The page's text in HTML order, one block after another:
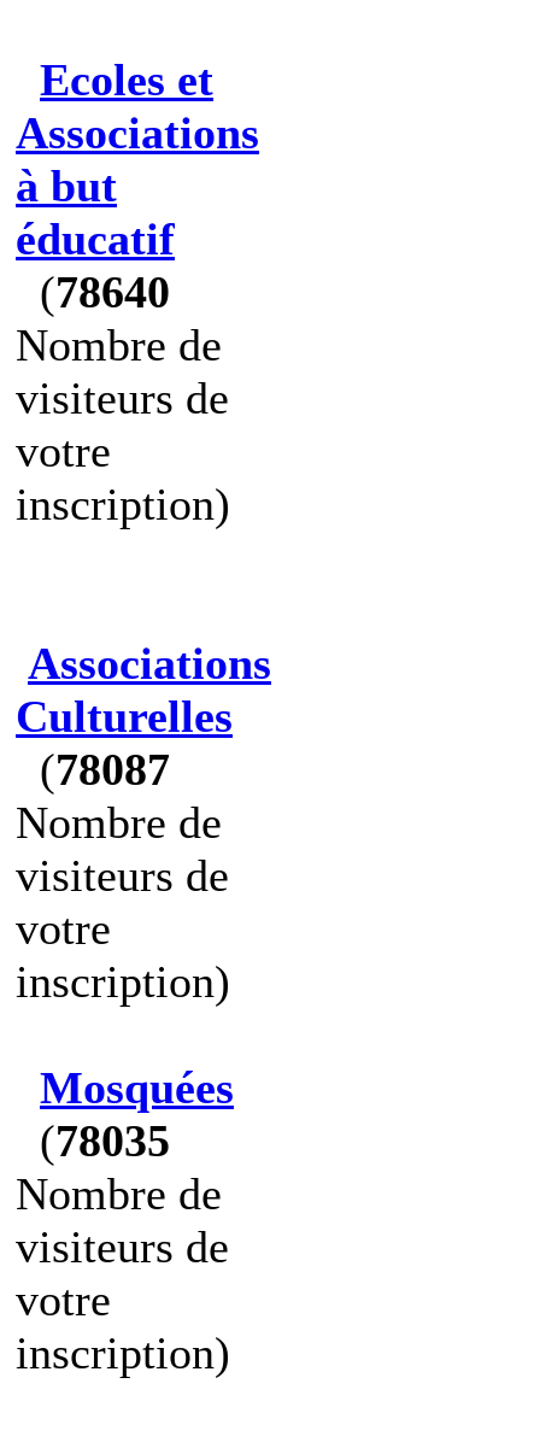
Ecoles et
Associations
à but
éducatif
(78640
Nombre de
visiteurs de
votre
inscription)
Associations
Culturelles
(78087
Nombre de
visiteurs de
votre
inscription)
Mosquées
(78035
Nombre de
visiteurs de
votre
inscription)